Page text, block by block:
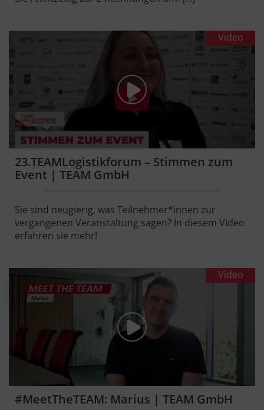
Video
23.TEAMLogistikforum – Stimmen zum
Event | TEAM GmbH
Sie sind neugierig, was Teilnehmer*innen zur
vergangenen Veranstaltung sagen? In diesem Video
erfahren sie mehr!
Video
#MeetTheTEAM: Marius | TEAM GmbH